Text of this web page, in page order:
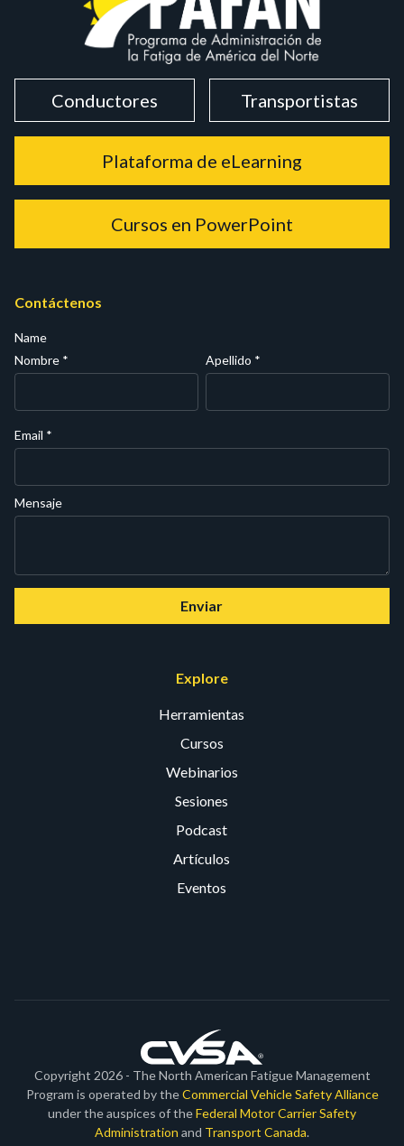
Conductores Transportistas
Plataforma de eLearning
Cursos en PowerPoint
Contáctenos
Name
Nombre * Apellido *
Email *
Mensaje
Enviar
Explore
Herramientas
Cursos
Webinarios
Sesiones
Podcast
Artículos
Eventos
Copyright 2026 - The North American Fatigue Management
Program is operated by theCommercial Vehicle Safety Alliance
under the auspices of theFederal Motor Carrier Safety
Administration and Transport Canada.